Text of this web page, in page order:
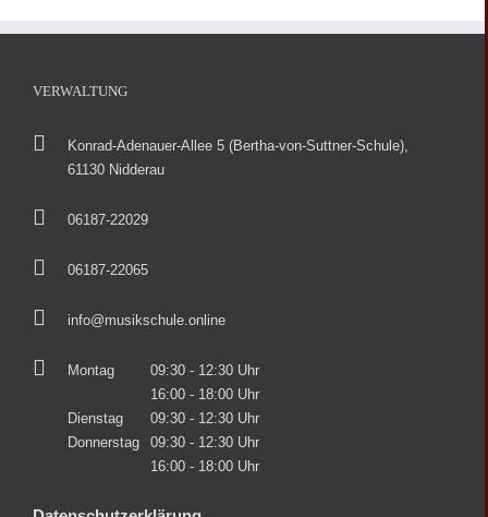
VERWALTUNG
Konrad-Adenauer-Allee 5 (Bertha-von-Suttner-Schule),
61130 Nidderau
06187-22029
06187-22065
info@musikschule.online
Montag
09:30 - 12:30 Uhr
16:00 - 18:00 Uhr
Dienstag
09:30 - 12:30 Uhr
Donnerstag
09:30 - 12:30 Uhr
16:00 - 18:00 Uhr